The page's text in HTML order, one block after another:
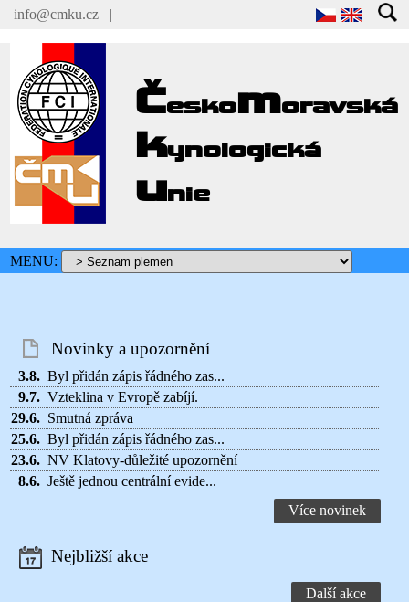
info@cmku.cz |
Českomoravská
kynologická
unie
MENU:
Novinky a upozornění
3.8. Byl přidán zápis řádného zas...
9.7. Vzteklina v Evropě zabíjí.
29.6. Smutná zpráva
25.6. Byl přidán zápis řádného zas...
23.6. NV Klatovy-důležité upozornění
8.6. Ještě jednou centrální evide...
Více novinek
Nejbližší akce
Další akce